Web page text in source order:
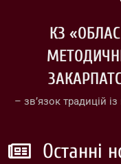
КЗ
– зв’язок традицій
Останні